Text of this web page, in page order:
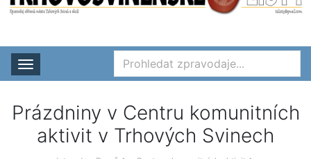
Rozbalit nabídku
Prázdniny v Centru komunitních
aktivit v Trhových Svinech